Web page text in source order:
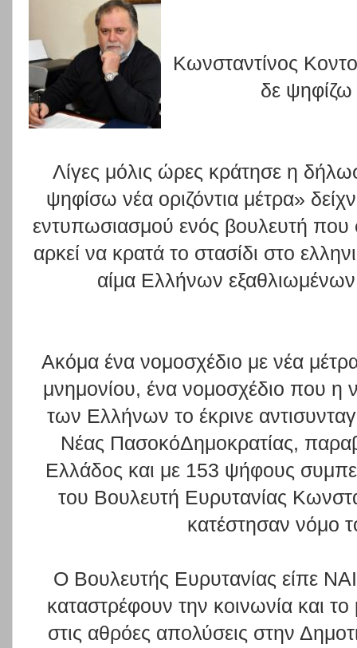
Κωνσταντίνος
δε
Λίγες μόλις ώρες κράτησε η
ψηφίσω νέα οριζόντια μέτρα»
εντυπωσιασμού ενός βουλευτή
αρκεί να κρατά το στασίδι στο
αίμα Ελλήνων
Ακόμα ένα νομοσχέδιο με νέα
μνημονίου, ένα νομοσχέδιο που η
των Ελλήνων το έκρινε
Νέας ΠασοκόΔημοκρατίας,
Ελλάδος και με 153 ψήφους
του Βουλευτή Ευρυτανίας
κατέστησαν νόμο
Ο Βουλευτής Ευρυτανίας είπε ΝΑΙ
καταστρέφουν την κοινωνία και
στις αθρόες απολύσεις στην